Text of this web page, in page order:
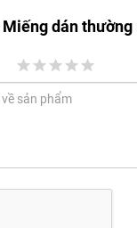
Miếng dán